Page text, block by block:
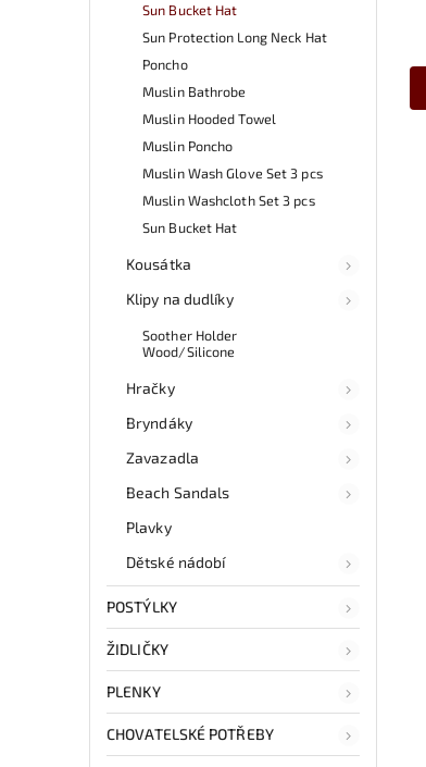
Sun Bucket Hat
Sun Protection Long Neck Hat
Poncho
Muslin Bathrobe
Muslin Hooded Towel
Muslin Poncho
Muslin Wash Glove Set 3 pcs
Muslin Washcloth Set 3 pcs
Sun Bucket Hat
Kousátka
Klipy na dudlíky
Soother Holder
Wood/Silicone
Hračky
Bryndáky
Zavazadla
Beach Sandals
Plavky
Dětské nádobí
POSTÝLKY
ŽIDLIČKY
PLENKY
CHOVATELSKÉ POTŘEBY